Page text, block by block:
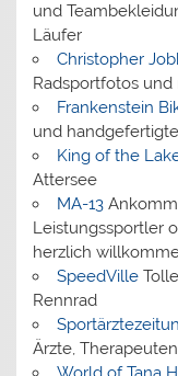
und
Läufer
Christopher
Radsportfotos
Frankenstein
und
King of the
Attersee
MA-13
Leistungssportler
herzlich
SpeedVille
Rennrad
Ärzte,